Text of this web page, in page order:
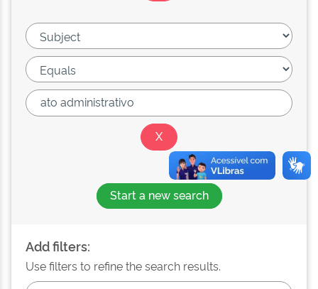
Start a new search
Add filters:
Use filters to refine the search results.